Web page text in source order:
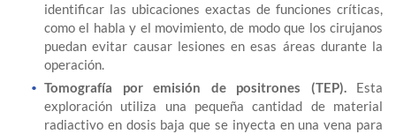
identificar las ubicaciones exactas de funciones críticas,
como el habla y el movimiento, de modo que los cirujanos
puedan evitar causar lesiones en esas áreas durante la
operación.
Tomografía por emisión de positrones (TEP). Esta
exploración utiliza una pequeña cantidad de material
radiactivo en dosis baja que se inyecta en una vena para